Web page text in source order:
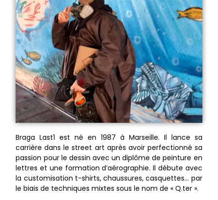
Braga Last1 est né en 1987 à Marseille. Il lance sa
carrière dans le street art après avoir perfectionné sa
passion pour le dessin avec un diplôme de peinture en
lettres et une formation d’aérographie. Il débute avec
la customisation t-shirts, chaussures, casquettes… par
le biais de techniques mixtes sous le nom de « Q.ter ».